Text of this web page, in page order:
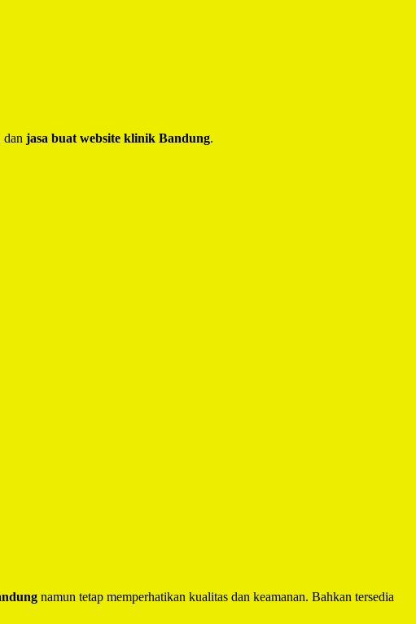
dan jasa buat website klinik Bandung.
namun tetap memperhatikan kualitas dan keamanan. Bahkan tersedia